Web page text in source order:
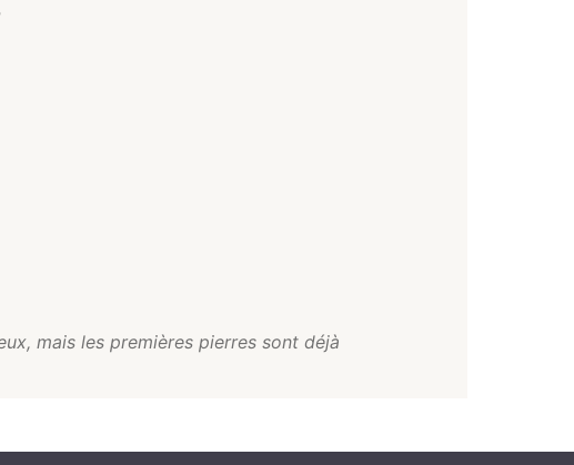
mais les premières pierres sont déjà